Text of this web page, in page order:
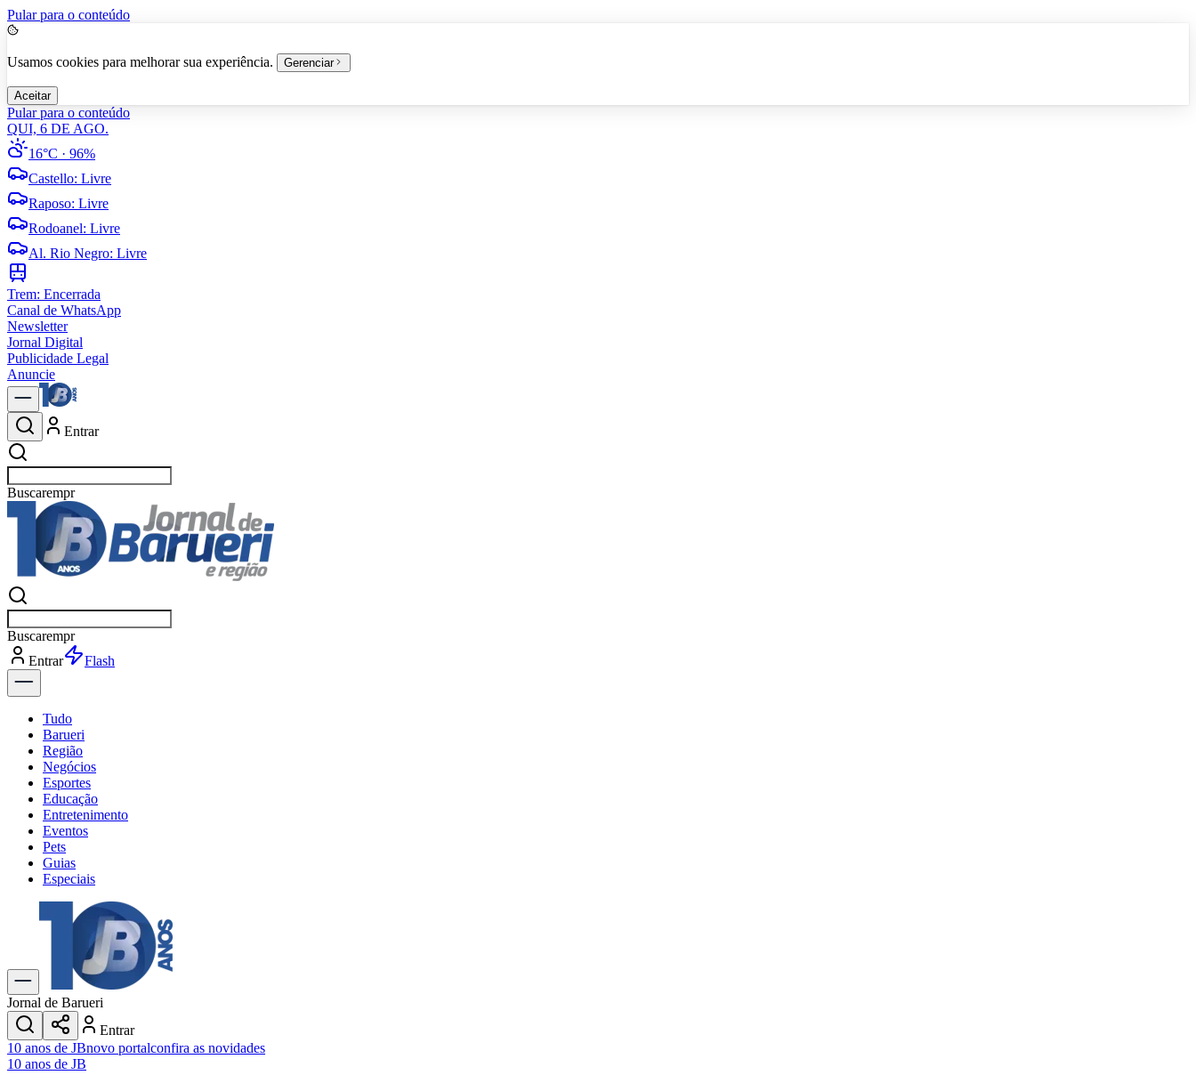
Pular para o conteúdo
Usamos cookies para melhorar sua experiência. Gerenciar
Aceitar
Pular para o conteúdo
QUI, 6 DE AGO.
16°C · 96%
Castello: Livre
Raposo: Livre
Rodoanel: Livre
Al. Rio Negro: Livre
Trem: Encerrada
Canal de WhatsApp
Newsletter
Jornal Digital
Publicidade Legal
Anuncie
Entrar
Buscaresportes
Buscaresportes
Entrar
Flash
Tudo
Barueri
Região
Negócios
Esportes
Educação
Entretenimento
Eventos
Pets
Guias
Especiais
Explore Tudo
Últimas Notícias
Previsão do Tempo
Trânsito e Rotas
Dia a Dia & Lazer
Transportes
Gastronomia
Cinema & Shows
JogosNovo
Jornal de Barueri
Entrar
10 anos de JBnovo portalconfira as novidades
10 anos de JB